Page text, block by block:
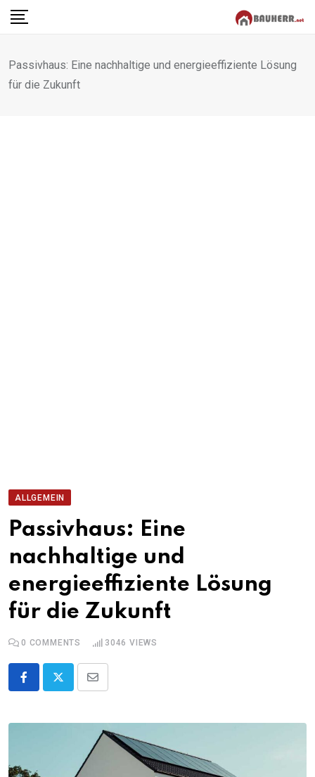
Skip
Passivhaus: Eine nachhaltige und energieeffiziente Lösung
für die Zukunft
ALLGEMEIN
Passivhaus: Eine
nachhaltige und
energieeffiziente Lösung
für die Zukunft
0 COMMENTS 3046 VIEWS
Share
Email